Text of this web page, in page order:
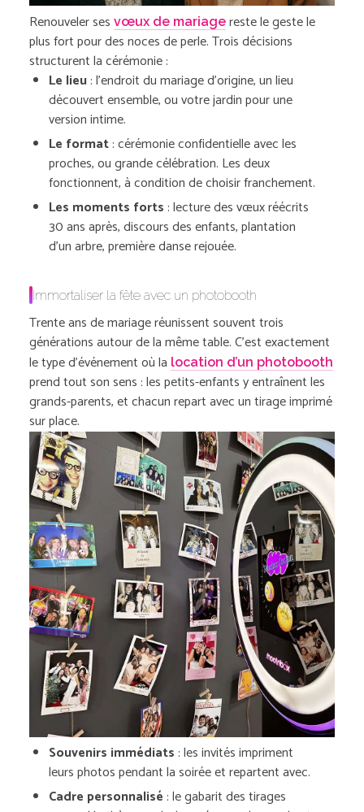
Renouveler ses vœux de mariage reste le geste le
plus fort pour des noces de perle. Trois décisions
structurent la cérémonie :
Le lieu: l’endroit du mariage d’origine, un lieu
découvert ensemble, ou votre jardin pour une
version intime.
Le format: cérémonie confidentielle avec les
proches, ou grande célébration. Les deux
fonctionnent, à condition de choisir franchement.
Les moments forts : lecture des vœux réécrits
30 ans après, discours des enfants, plantation
d’un arbre, première danse rejouée.
Immortaliser la fête avec un photobooth
Trente ans de mariage réunissent souvent trois
générations autour de la même table. C’est exactement
le type d’événement où la location d’un photobooth
prend tout son sens : les petits-enfants y entraînent les
grands-parents, et chacun repart avec un tirage imprimé
sur place.
Souvenirs immédiats : les invités impriment
leurs photos pendant la soirée et repartent avec.
Cadre personnalisé : le gabarit des tirages